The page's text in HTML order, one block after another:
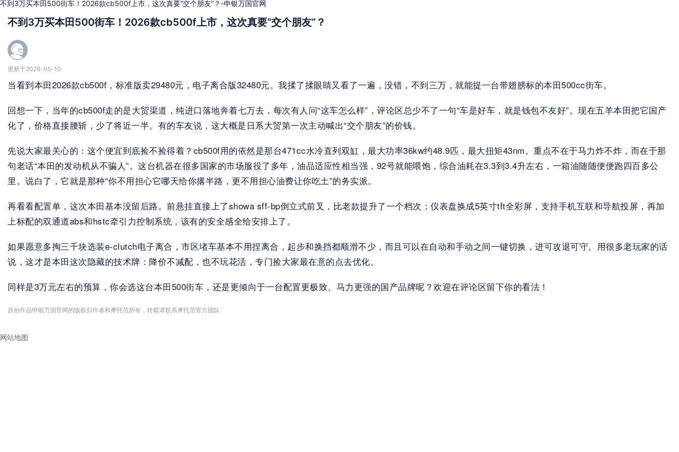
不到3万买本田500街车！2026款cb500f上市，这次真要“交个朋友”？-申银万国官网
不到3万买本田500街车！2026款cb500f上市，这次真要“交个朋友”？
更新于2026-05-10
当看到本田2026款cb500f，标准版卖29480元，电子离合版32480元。我揉了揉眼睛又看了一遍，没错，不到三万，就能提一台带翅膀标的本田500cc街车。
回想一下，当年的cb500f走的是大贸渠道，纯进口落地奔着七万去，每次有人问“这车怎么样”，评论区总少不了一句“车是好车，就是钱包不友好”。现在五羊本田把它国产
化了，价格直接腰斩，少了将近一半。有的车友说，这大概是日系大贸第一次主动喊出“交个朋友”的价钱。
先说大家最关心的：这个便宜到底捡不捡得着？cb500f用的依然是那台471cc水冷直列双缸，最大功率36kw约48.9匹，最大扭矩43nm。重点不在于马力炸不炸，而在于那
句老话“本田的发动机从不骗人”。这台机器在很多国家的市场服役了多年，油品适应性相当强，92号就能喂饱，综合油耗在3.3到3.4升左右，一箱油随随便便跑四百多公
里。说白了，它就是那种“你不用担心它哪天给你撂半路，更不用担心油费让你吃土”的务实派。
再看看配置单，这次本田基本没留后路。前悬挂直接上了showa sff-bp倒立式前叉，比老款提升了一个档次；仪表盘换成5英寸tft全彩屏，支持手机互联和导航投屏，再加
上标配的双通道abs和hstc牵引力控制系统，该有的安全感全给安排上了。
如果愿意多掏三千块选装e-clutch电子离合，市区堵车基本不用捏离合，起步和换挡都顺滑不少，而且可以在自动和手动之间一键切换，进可攻退可守。用很多老玩家的话
说，这才是本田这次隐藏的技术牌：降价不减配，也不玩花活，专门捡大家最在意的点去优化。
同样是3万元左右的预算，你会选这台本田500街车，还是更倾向于一台配置更极致、马力更强的国产品牌呢？欢迎在评论区留下你的看法！
原创作品申银万国官网的版权归作者和摩托范所有，转载请联系摩托范官方团队
网站地图